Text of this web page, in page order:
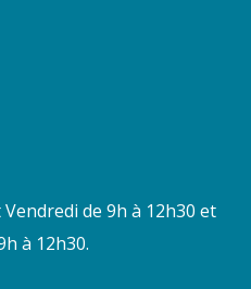
de 9h à 12h30 et
à 12h30.